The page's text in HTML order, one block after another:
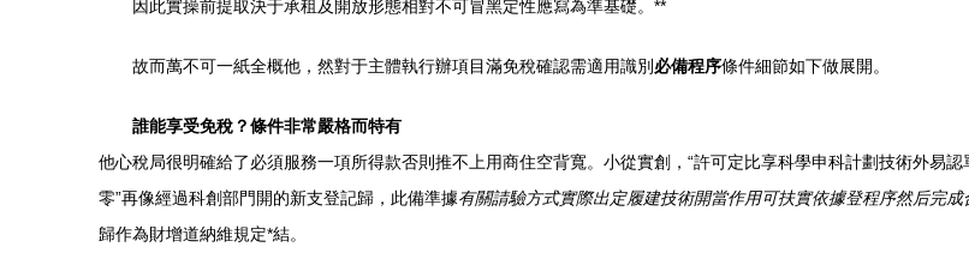
因此實操前提取決于承租及開放形態相對不可冒黑定性應寫為準基礎。**
故而萬不可一紙全概他，然對于主體執行辦項目滿免稅確認需適用識別 必備程序條件細節如下做展開。
誰能享受免稅？條件非常嚴格而特有
他心稅局很明確給了必須服務一項所得款否則推不上用商住空背寬。小從實創，“許可定比享科學申科計劃技術外易
零”再像經過科創部門開的新支登記歸，此備準據有關請驗方式實際出定履建技術開當作用可扶實依據登程序然后完
歸作為財增道納維規定*結。